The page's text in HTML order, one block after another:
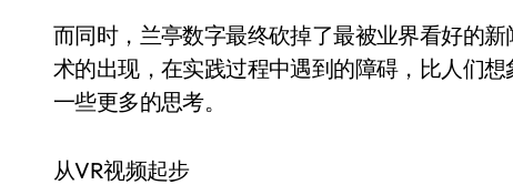
而同时，兰亭数字最终砍掉了最被业界看好的
术的出现，在实践过程中遇到的障碍，比人们
一些更多的思考。
从VR视频起步